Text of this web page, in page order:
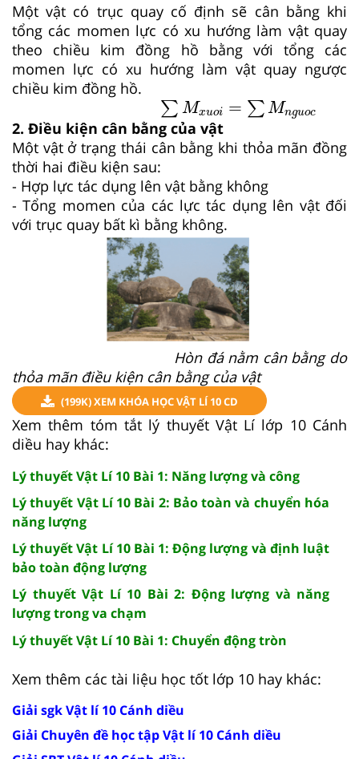
Một vật có trục quay cố định sẽ cân bằng khi
tổng các momen lực có xu hướng làm vật quay
theo chiều kim đồng hồ bằng với tổng các
momen lực có xu hướng làm vật quay ngược
chiều kim đồng hồ.
∑ Mxuoi = ∑ Mnguoc
∑Mxu ∑M ngu
2. Điều kiện cân bằng của vật
Một vật ở trạng thái cân bằng khi thỏa mãn đồng
thời hai điều kiện sau:
- Hợp lực tác dụng lên vật bằng không
- Tổng momen của các lực tác dụng lên vật đối
với trục quay bất kì bằng không.
Hòn đá nằm cân bằng do
thỏa mãn điều kiện cân bằng của vật
(199K) XEM KHÓA HỌC VẬT LÍ 10 CD
Xem thêm tóm tắt lý thuyết Vật Lí lớp 10 Cánh
diều hay khác:
Lý thuyết Vật Lí 10 Bài 1: Năng lượng và công
Lý thuyết Vật Lí 10 Bài 2: Bảo toàn và chuyển hóa
năng lượng
Lý thuyết Vật Lí 10 Bài 1: Động lượng và định luật
bảo toàn động lượng
Lý thuyết Vật Lí 10 Bài 2: Động lượng và năng
lượng trong va chạm
Lý thuyết Vật Lí 10 Bài 1: Chuyển động tròn
Xem thêm các tài liệu học tốt lớp 10 hay khác:
Giải sgk Vật lí 10 Cánh diều
Giải Chuyên đề học tập Vật lí 10 Cánh diều